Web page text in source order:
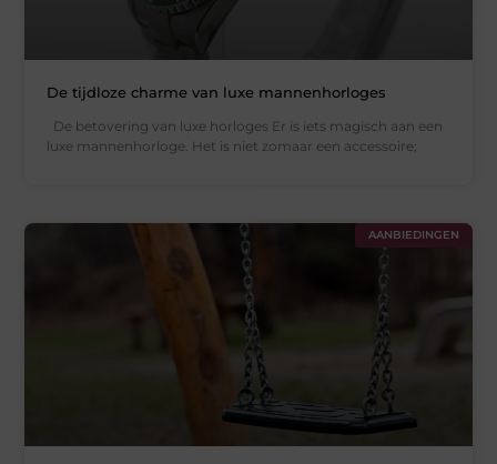
De tijdloze charme van luxe mannenhorloges
De betovering van luxe horloges Er is iets magisch aan een
luxe mannenhorloge. Het is niet zomaar een accessoire;
AANBIEDINGEN